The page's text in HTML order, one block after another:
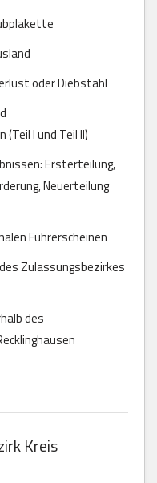
oder Diebstahl
I und Teil II)
Ersterteilung,
Neuerteilung
Führerscheinen
Zulassungsbezirkes
des
Kreis